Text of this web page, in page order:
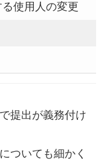
使用人の変更
提出が義務付け
ついても細かく